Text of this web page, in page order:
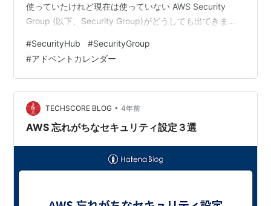
使っていたけれど現在は使っていない AWS Security
Group (以下、Security Group)がどうしても出てきま
利用していない Security Group が出ないようにどう運用
していくかについて記述します。 棚卸手順 大まかに下記
の手順で棚卸をします。 Security Hub の AWS 基礎セキ
ュリティの…
#SecurityHub #SecurityGroup
#アドベントカレンダー
TECHSCORE BLOG • 4年前
AWS 忘れがちなセキュリティ設定３選